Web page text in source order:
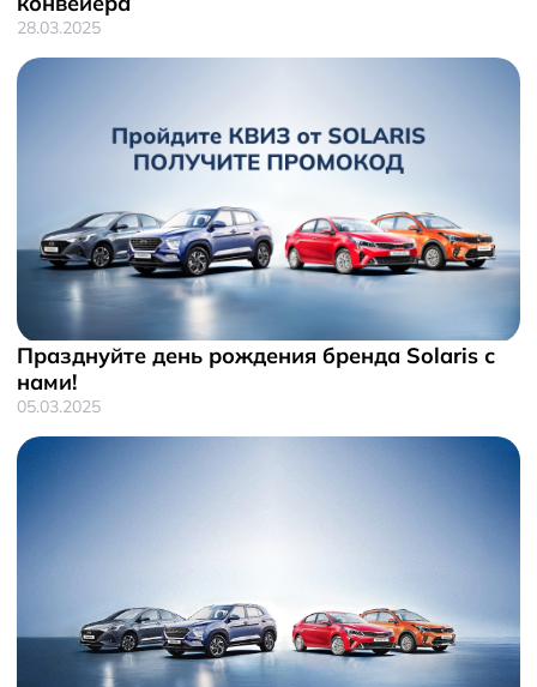
28.03.2025
Празднуйте день рождения бренда Solaris с
нами!
05.03.2025